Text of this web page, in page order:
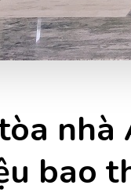
nhà
bao